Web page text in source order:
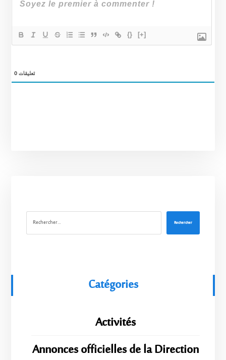
{} [+]
0تعليقات
Rechercher
Catégories
Activités
Annonces officielles de la Direction